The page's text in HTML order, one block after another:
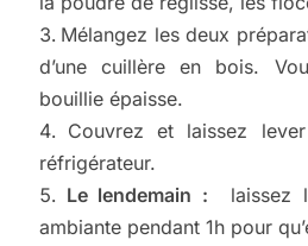
Mélangez les deux
d’une cuillère en bois.
bouillie épaisse.
Couvrez et laissez
réfrigérateur.
Le lendemain : laissez
ambiante pendant 1h pour